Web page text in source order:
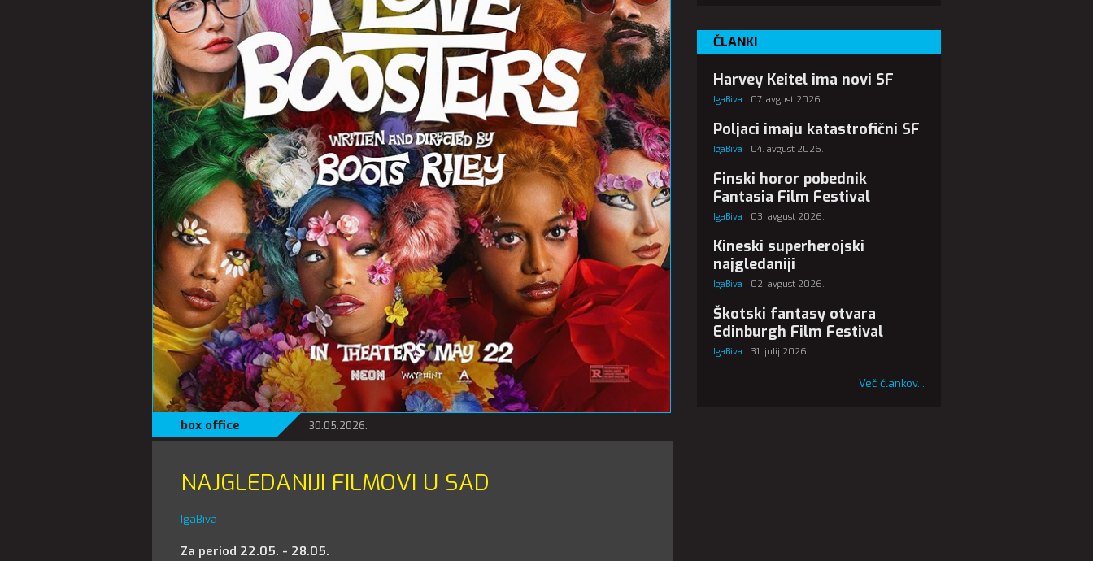
box office 30.05.2026.
NAJGLEDANIJI FILMOVI U SAD
IgaBiva
Za period 22.05. - 28.05.
ČLANKI
Harvey Keitel ima novi SF
IgaBiva 07. avgust 2026.
Poljaci imaju katastrofični SF
IgaBiva 04. avgust 2026.
Finski horor pobednik
Fantasia Film Festival
IgaBiva 03. avgust 2026.
Kineski superherojski
najgledaniji
IgaBiva 02. avgust 2026.
Škotski fantasy otvara
Edinburgh Film Festival
IgaBiva 31. julij 2026.
Več člankov...